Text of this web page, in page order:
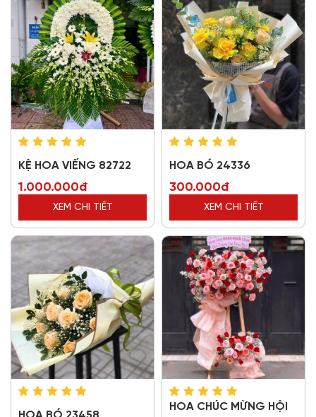
KỆ HOA VIẾNG 82722
1.000.000đ
XEM CHI TIẾT
HOA BÓ 24336
300.000đ
XEM CHI TIẾT
HOA CHÚC MỪNG HỘI